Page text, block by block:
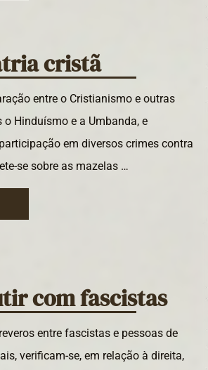
cristã
entre o Cristianismo e outras
o Hinduísmo e a Umbanda, e
em diversos crimes contra
se sobre as mazelas …
com fascistas
entre fascistas e pessoas de
verificam-se, em relação à direita,